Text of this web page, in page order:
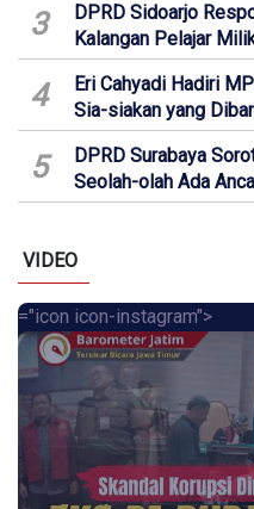
3
DPRD Sidoarjo
Kalangan Pelajar
4
Eri Cahyadi Hadiri
Sia-siakan yang
5
DPRD Surabaya
Seolah-olah Ada
VIDEO
="icon icon-instagram">